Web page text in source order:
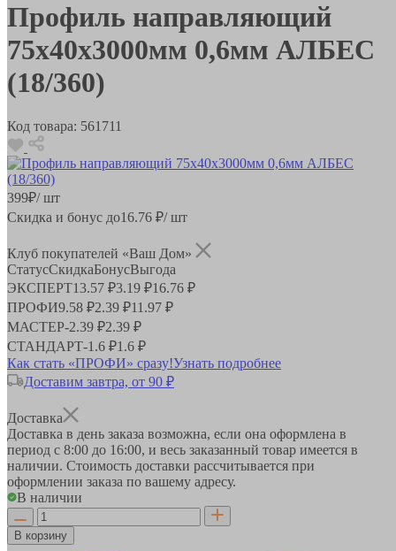
Профиль направляющий
75х40х3000мм 0,6мм АЛБЕС
(18/360)
Код товара: 561711
399₽/ шт
Скидка и бонус до16.76 ₽/ шт
Клуб покупателей «Ваш Дом»
СтатусСкидкаБонусВыгода
ЭКСПЕРТ13.57 ₽3.19 ₽16.76 ₽
ПРОФИ9.58 ₽2.39 ₽11.97 ₽
МАСТЕР-2.39 ₽2.39 ₽
СТАНДАРТ-1.6 ₽1.6 ₽
Как стать «ПРОФИ» сразу!Узнать подробнее
Доставим завтра, от 90 ₽
Доставка
Доставка в день заказа возможна, если она оформлена в
период с 8:00 до 16:00, и весь заказанный товар имеется в
наличии. Стоимость доставки рассчитывается при
оформлении заказа по вашему адресу.
В наличии
В корзину